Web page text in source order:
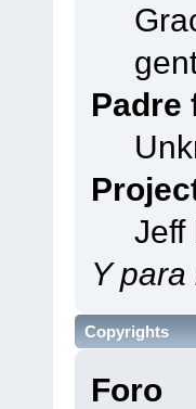
Padre
Jeff
Y
Copyrights
Foro